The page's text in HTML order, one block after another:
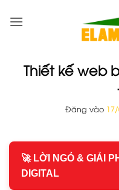
qua
Thiết kế web
Đăng vào
🚀 LỜI NGỎ & GIẢI
DIGITAL